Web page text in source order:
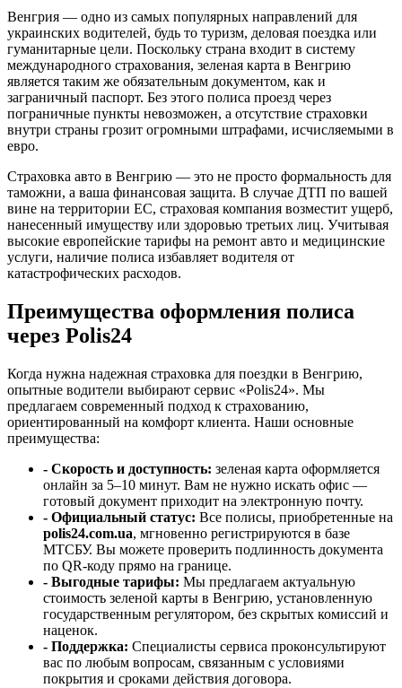
Венгрия — одно из самых популярных направлений для
украинских водителей, будь то туризм, деловая поездка или
гуманитарные цели. Поскольку страна входит в систему
международного страхования, зеленая карта в Венгрию
является таким же обязательным документом, как и
заграничный паспорт. Без этого полиса проезд через
пограничные пункты невозможен, а отсутствие страховки
внутри страны грозит огромными штрафами, исчисляемыми в
евро.
Страховка авто в Венгрию — это не просто формальность для
таможни, а ваша финансовая защита. В случае ДТП по вашей
вине на территории ЕС, страховая компания возместит ущерб,
нанесенный имуществу или здоровью третьих лиц. Учитывая
высокие европейские тарифы на ремонт авто и медицинские
услуги, наличие полиса избавляет водителя от
катастрофических расходов.
Преимущества оформления полиса
через Polis24
Когда нужна надежная страховка для поездки в Венгрию,
опытные водители выбирают сервис «Polis24». Мы
предлагаем современный подход к страхованию,
ориентированный на комфорт клиента. Наши основные
преимущества:
- Скорость и доступность: зеленая карта оформляется
онлайн за 5–10 минут. Вам не нужно искать офис —
готовый документ приходит на электронную почту.
- Официальный статус: Все полисы, приобретенные на
polis24.com.ua, мгновенно регистрируются в базе
МТСБУ. Вы можете проверить подлинность документа
по QR-коду прямо на границе.
- Выгодные тарифы: Мы предлагаем актуальную
стоимость зеленой карты в Венгрию, установленную
государственным регулятором, без скрытых комиссий и
наценок.
- Поддержка: Специалисты сервиса проконсультируют
вас по любым вопросам, связанным с условиями
покрытия и сроками действия договора.